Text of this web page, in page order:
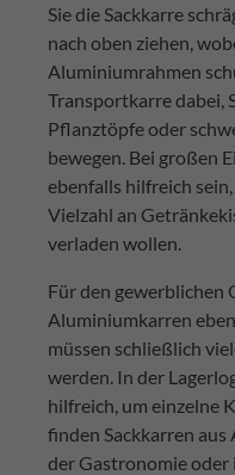
Sie die Sackkarre
nach oben ziehen,
Aluminiumrahmen
Transportkarre dabei,
Pflanztöpfe oder
bewegen. Bei großen
ebenfalls hilfreich
Vielzahl an
verladen wollen.
Für den gewerblichen
Aluminiumkarren
müssen schließlich
werden. In der
hilfreich, um einzelne
finden Sackkarren
der Gastronomie oder